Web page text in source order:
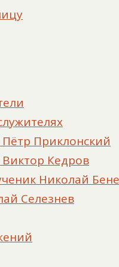
Приклонский
Кедров
Николай
Селезнев